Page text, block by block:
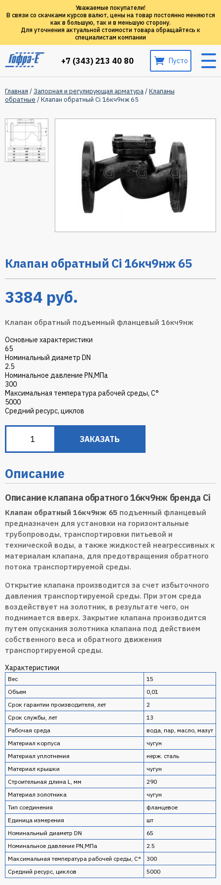
Уважаемые покупатели!
В связи со скачками курсов валют, цены на товар постоянно меняются
как в большую, так и в меньшую сторону.
Для уточнения актуальной стоимости товара обращайтесь к
специалистам компании
+7 (343) 213 40 80 Пусто
Главная /Запорная и регулирующая арматура/Клапаны
обратные / Клапан обратный Ci 16кч9нж 65
Клапан обратный Ci 16кч9нж 65
3384 руб.
Клапан обратный подъемный фланцевый 16кч9нж
Основные характеристики
65
Номинальный диаметр DN
2.5
Номинальное давление PN,МПа
300
Максимальная температура рабочей среды, С°
5000
Средний ресурс, циклов
ЗАКАЗАТЬ
Описание
Описание клапана обратного 16кч9нж бренда Ci
Клапан обратный 16кч9нж 65 подъемный фланцевый
предназначен для установки на горизонтальные
трубопроводы, транспортировки питьевой и
технической воды, а также жидкостей неагрессивных к
материалам клапана, для предотвращения обратного
потока транспортируемой среды.
Открытие клапана производится за счет избыточного
давления транспортируемой среды. При этом среда
воздействует на золотник, в результате чего, он
поднимается вверх. Закрытие клапана производится
путем опускания золотника клапана под действием
собственного веса и обратного движения
транспортируемой среды.
Характеристики
Вес
15
Объем
0,01
Срок гарантии производителя, лет
2
Срок службы, лет
13
Рабочая среда
вода, пар, масло, мазут
Материал корпуса
чугун
Материал уплотнения
нерж. сталь
Материал крышки
чугун
Строительная длина L, мм
290
Материал золотника
чугун
Тип соединения
фланцевое
Единица измерения
шт
Номинальный диаметр DN
65
Номинальное давление PN,МПа
2.5
Максимальная температура рабочей среды, С°
300
Средний ресурс, циклов
5000